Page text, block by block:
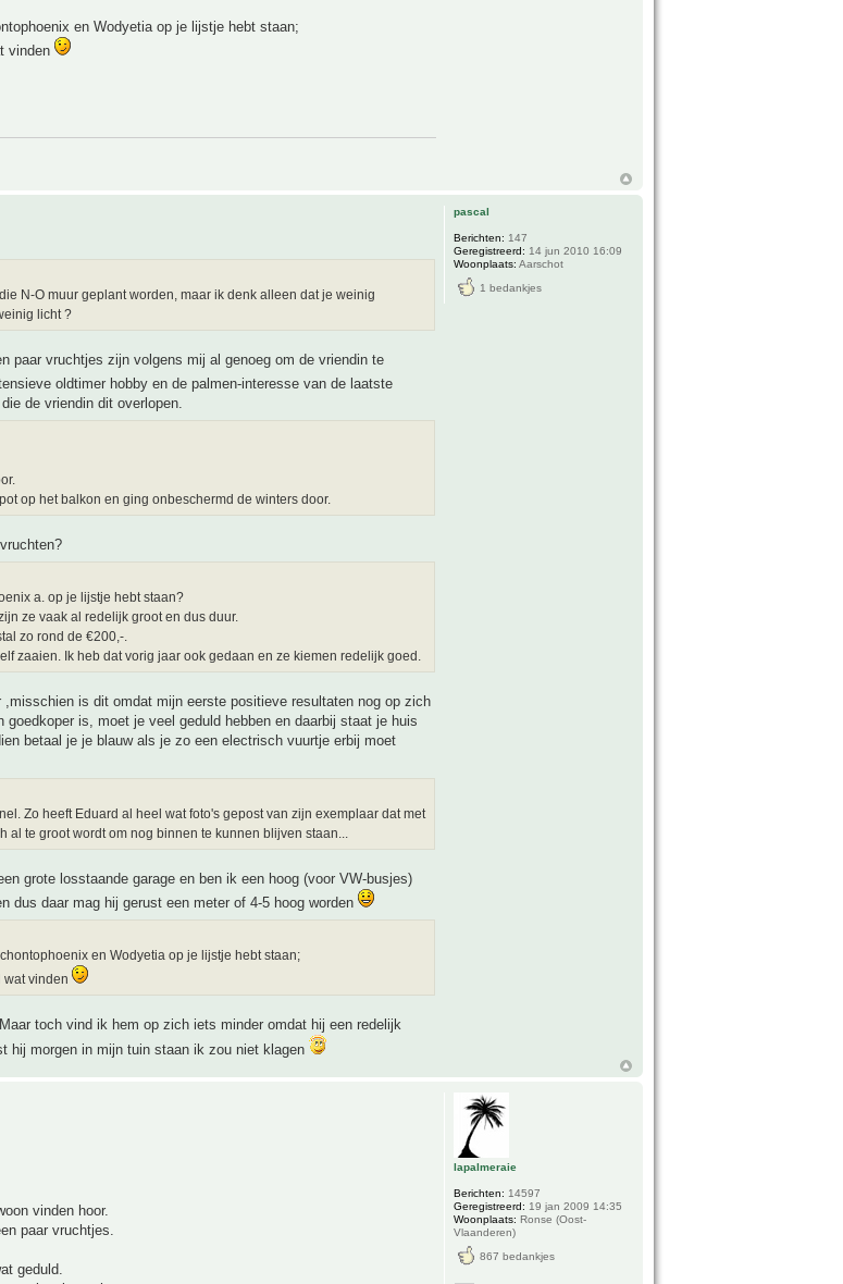
en Wodyetia op je lijstje hebt staan;
vinden
N-O muur geplant worden, maar ik denk alleen dat je weinig
licht ?
paar vruchtjes zijn volgens mij al genoeg om de vriendin te
oldtimer hobby en de palmen-interesse van de laatste
de vriendin dit overlopen.
op het balkon en ging onbeschermd de winters door.
a. op je lijstje hebt staan?
ze vaak al redelijk groot en dus duur.
zo rond de €200,-.
zaaien. Ik heb dat vorig jaar ook gedaan en ze kiemen redelijk goed.
,misschien is dit omdat mijn eerste positieve resultaten nog op zich
goedkoper is, moet je veel geduld hebben en daarbij staat je huis
betaal je je blauw als je zo een electrisch vuurtje erbij moet
Zo heeft Eduard al heel wat foto's gepost van zijn exemplaar dat met
al te groot wordt om nog binnen te kunnen blijven staan...
grote losstaande garage en ben ik een hoog (voor VW-busjes)
dus daar mag hij gerust een meter of 4-5 hoog worden
en Wodyetia op je lijstje hebt staan;
wat vinden
toch vind ik hem op zich iets minder omdat hij een redelijk
hij morgen in mijn tuin staan ik zou niet klagen
pascal
Berichten: 147
Geregistreerd: 14 jun 2010 16:09
Woonplaats: Aarschot
1 bedankjes
vinden hoor.
paar vruchtjes.
geduld.
lapalmeraie
Berichten: 14597
Geregistreerd: 19 jan 2009 14:35
Woonplaats: Ronse (Oost-
Vlaanderen)
867 bedankjes